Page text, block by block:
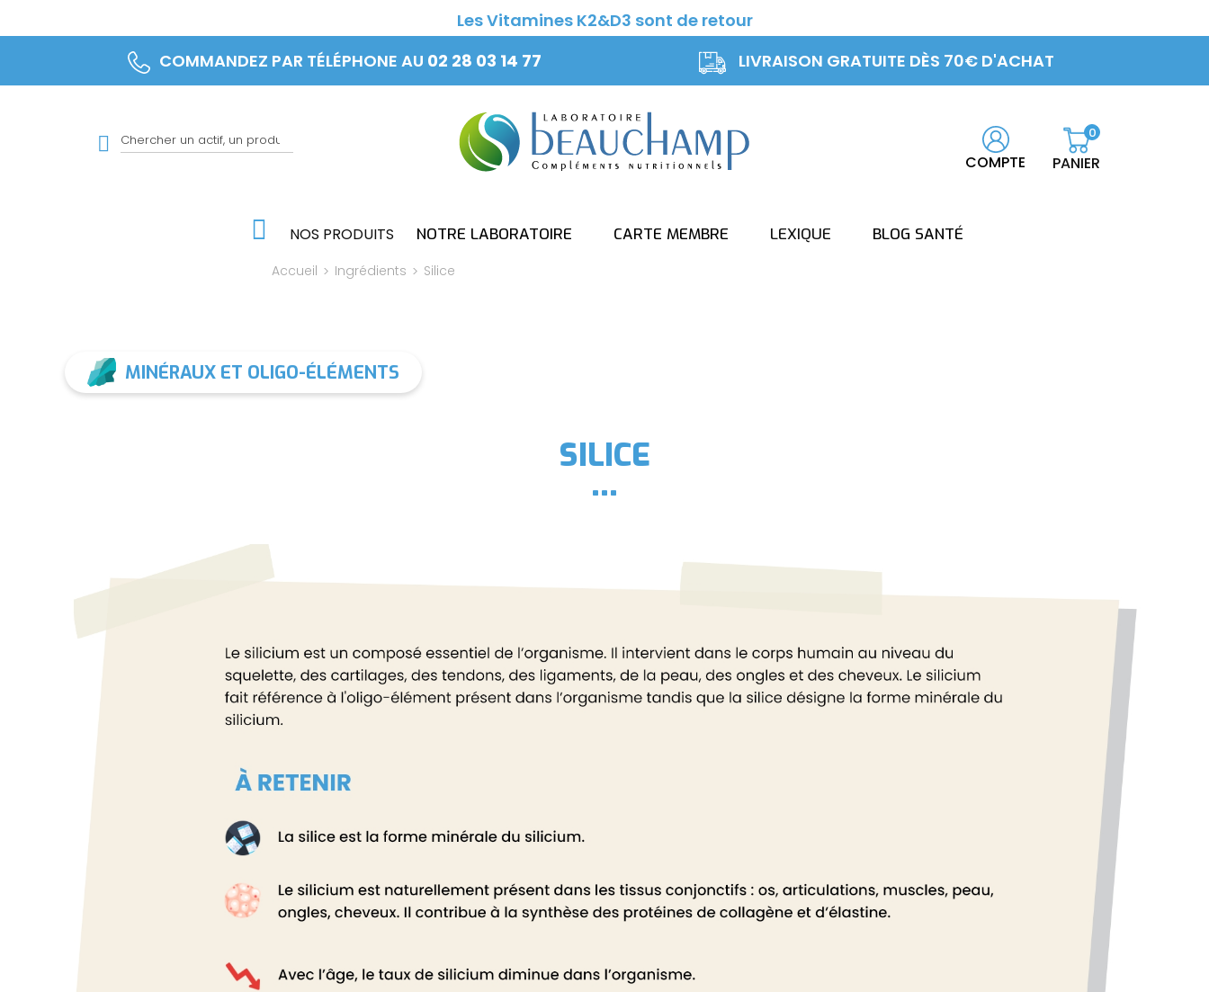
Les Vitamines K2&D3 sont de retour
COMMANDEZ PAR TÉLÉPHONE AU 02 28 03 14 77 LIVRAISON GRATUITE DÈS 70€ D'ACHAT
COMPTE PANIER
0
NOS PRODUITS NOTRE LABORATOIRE CARTE MEMBRE LEXIQUE BLOG SANTÉ
Accueil Ingrédients Silice
MINÉRAUX ET OLIGO-ÉLÉMENTS
SILICE